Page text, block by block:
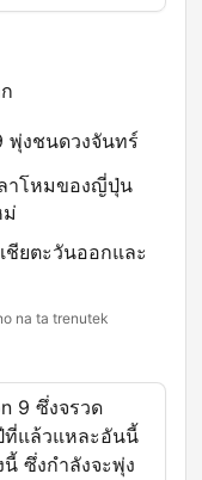
พุ่งชนดวงจันทร์
าโหมของญี่ปุ่น
ชียตะวันออกและ
na ta trenutek
9 ซึ่งจรวด
ที่แล้วแหละอันนี้
ซึ่งกำลังจะพุ่ง